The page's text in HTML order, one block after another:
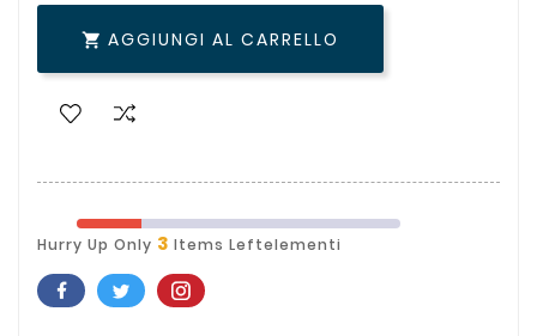
 AGGIUNGI AL CARRELLO
Hurry Up Only 3 Items Leftelementi